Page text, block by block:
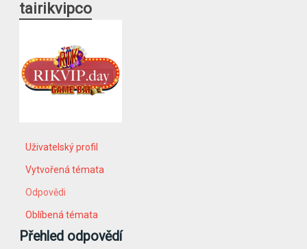
tairikvipco
Uživatelský profil
Vytvořená témata
Odpovědi
Oblíbená témata
Přehled odpovědí